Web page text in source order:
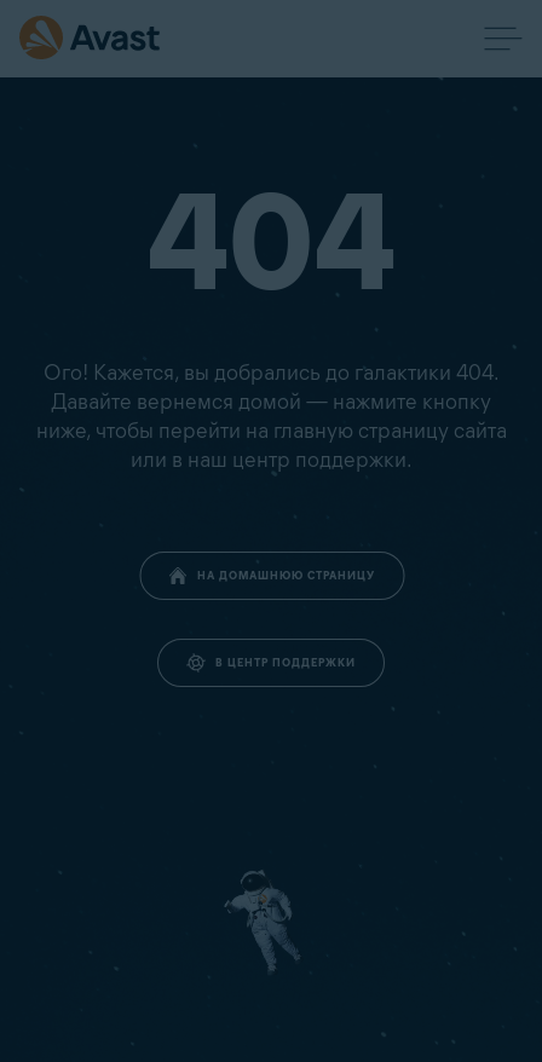
404
Ого! Кажется, вы добрались до галактики 404.
Давайте вернемся домой — нажмите кнопку
ниже, чтобы перейти на главную страницу сайта
или в наш центр поддержки.
НА ДОМАШНЮЮ СТРАНИЦУ
В ЦЕНТР ПОДДЕРЖКИ